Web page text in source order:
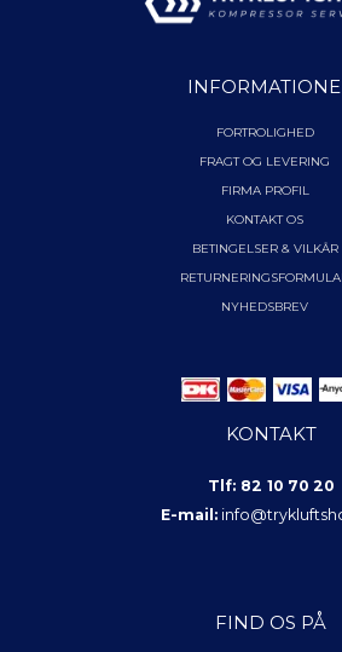
FORTROLIGHED
FRAGT OG LEVERING
FIRMA PROFIL
KONTAKT OS
BETINGELSER & VILKÅR
NYHEDSBREV
KONTAKT
Tlf: 82 10 70 20
E-mail:
FIND OS PÅ